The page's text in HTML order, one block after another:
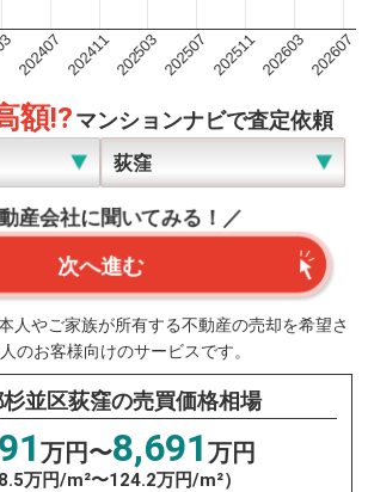
202407202411202503202507202511202603202607
額!?マンションナビで査定依頼
産会社に聞いてみる！／
次へ進む
人やご家族が所有する不動産の売却を希望さ
のお客様向けのサービスです。
並区荻窪の売買価格相場
万円〜8,691 万円
万円/m²〜124.2万円/m²）